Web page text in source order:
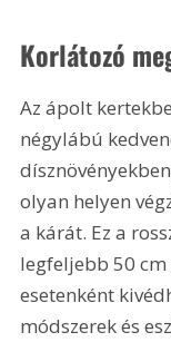
Korlátozó
Az ápolt
négylábú
olyan helyen
a kárát. Ez a
legfeljebb 50
esetenként
módszerek és